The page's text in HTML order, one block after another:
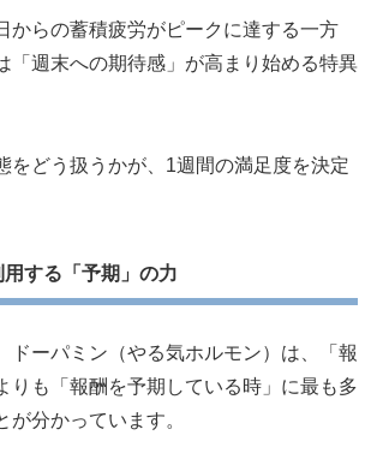
からの蓄積疲労がピークに達する一方
「週末への期待感」が高まり始める特異
をどう扱うかが、1週間の満足度を決定
する「予期」の力
ドーパミン（やる気ホルモン）は、「報
りも「報酬を予期している時」に最も多
が分かっています。